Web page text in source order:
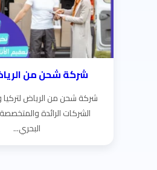
شركة شحن من
شركة شحن من الرياض
الشركات الرائدة
البحري...